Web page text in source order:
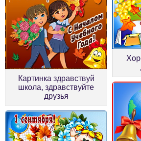
Картинка здравствуй
школа, здравствуйте
друзья